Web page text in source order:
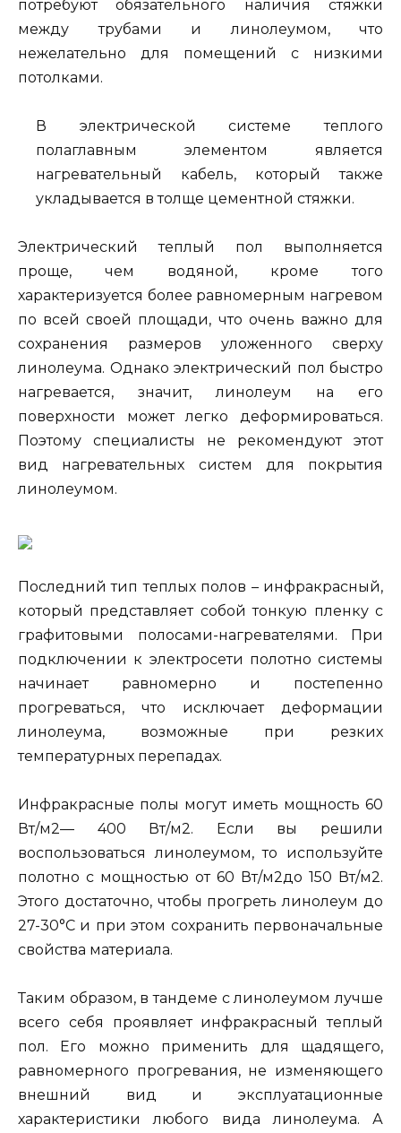
потребуют обязательного наличия стяжки
между трубами и линолеумом, что
нежелательно для помещений с низкими
потолками.
В электрической системе теплого
полаглавным элементом является
нагревательный кабель, который также
укладывается в толще цементной стяжки.
Электрический теплый пол выполняется
проще, чем водяной, кроме того
характеризуется более равномерным нагревом
по всей своей площади, что очень важно для
сохранения размеров уложенного сверху
линолеума. Однако электрический пол быстро
нагревается, значит, линолеум на его
поверхности может легко деформироваться.
Поэтому специалисты не рекомендуют этот
вид нагревательных систем для покрытия
линолеумом.
Последний тип теплых полов – инфракрасный,
который представляет собой тонкую пленку с
графитовыми полосами-нагревателями. При
подключении к электросети полотно системы
начинает равномерно и постепенно
прогреваться, что исключает деформации
линолеума, возможные при резких
температурных перепадах.
Инфракрасные полы могут иметь мощность 60
Вт/м2— 400 Вт/м2. Если вы решили
воспользоваться линолеумом, то используйте
полотно с мощностью от 60 Вт/м2до 150 Вт/м2.
Этого достаточно, чтобы прогреть линолеум до
27-30°C и при этом сохранить первоначальные
свойства материала.
Таким образом, в тандеме с линолеумом лучше
всего себя проявляет инфракрасный теплый
пол. Его можно применить для щадящего,
равномерного прогревания, не изменяющего
внешний вид и эксплуатационные
характеристики любого вида линолеума. А